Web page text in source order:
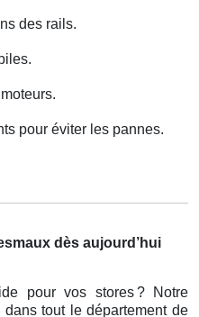
des rails.
pour éviter les pannes.
dès aujourd’hui
pour vos stores ? Notre
dans tout le département de